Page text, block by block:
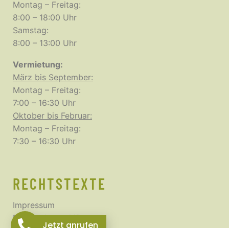
Montag – Freitag:
8:00 – 18:00 Uhr
Samstag:
8:00 – 13:00 Uhr
Vermietung:
März bis September:
Montag – Freitag:
7:00 – 16:30 Uhr
Oktober bis Februar:
Montag – Freitag:
7:30 – 16:30 Uhr
RECHTSTEXTE
Impressum
Datenschutzerklärung
Jetzt anrufen